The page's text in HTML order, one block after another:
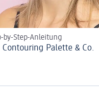
by-Step-Anleitung
Palette & Co.